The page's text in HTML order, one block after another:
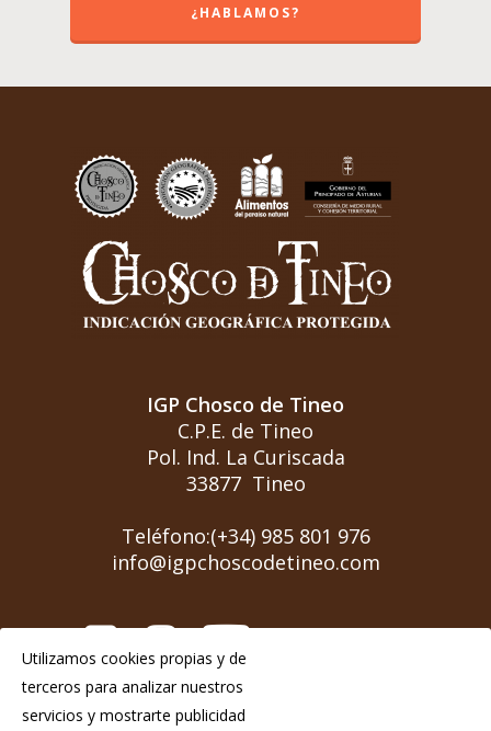
¿HABLAMOS?
IGP Chosco de Tineo
C.P.E. de Tineo
Pol. Ind. La Curiscada
33877 Tineo
Teléfono:(+34) 985 801 976
info@igpchoscodetineo.com
Aviso Legal
Utilizamos cookies propias y de
terceros para analizar nuestros
servicios y mostrarte publicidad